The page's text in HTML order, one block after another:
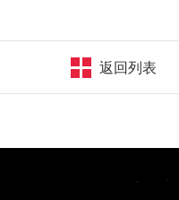
返回列表